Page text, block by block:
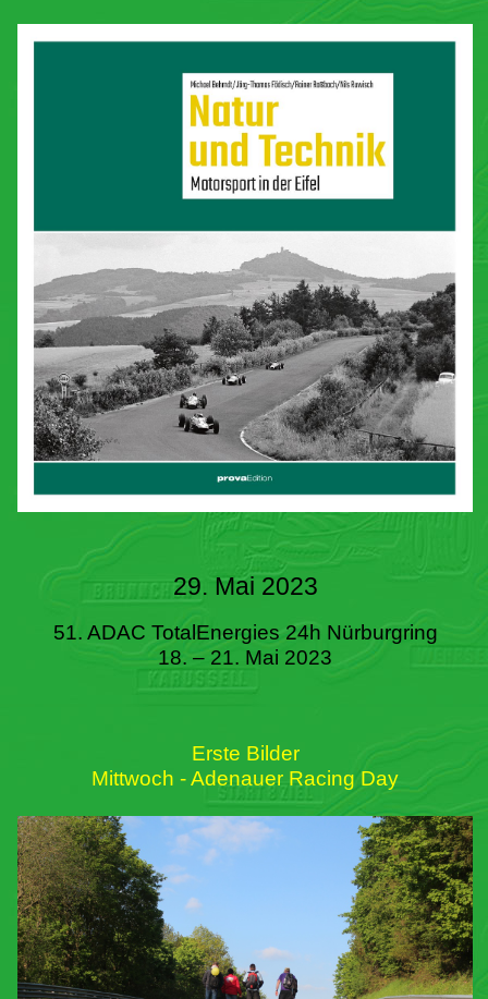
29. Mai 2023
51. ADAC TotalEnergies 24h Nürburgring
18. – 21. Mai 2023
Erste Bilder
Mittwoch - Adenauer Racing Day